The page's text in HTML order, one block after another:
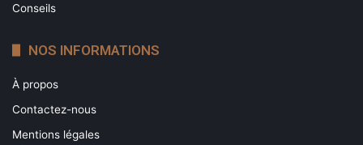
limitée - ACHETEZ MAINTENANT !
Quelle est la composition de
Prostalim XR ?
Conseils
NOS INFORMATIONS
À propos
Contactez-nous
Mentions légales